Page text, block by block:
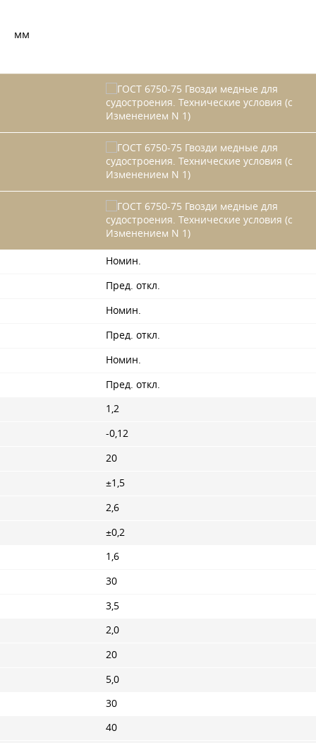
мм
Номин.
Пред. откл.
Номин.
Пред. откл.
Номин.
Пред. откл.
1,2
-0,12
20
±1,5
2,6
±0,2
1,6
30
3,5
2,0
20
5,0
30
40